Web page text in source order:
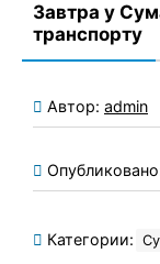
Завтра у
транспорту
Автор: admin
Категории: